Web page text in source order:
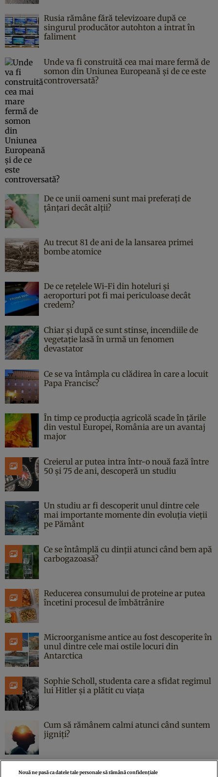
Rusia rămâne fără televizoare după ce
singurul producător autohton a intrat în
faliment
Unde va fi construită cea mai mare fermă de
somon din Uniunea Europeană și de ce este
controversată?
De ce unii oameni sunt mai preferați de
țânțari decât alții?
Au trecut 81 de ani de la lansarea primei
bombe atomice
De ce rețelele Wi-Fi din hoteluri și
aeroporturi pot fi mai periculoase decât
credem?
Chiar și după ce sunt stinse, incendiile de
vegetație lasă în urmă un fenomen
devastator
Ce se va întâmpla cu clădirea în care a locuit
Papa Francisc?
În timp ce producția agricolă scade în țările
din vestul Europei, România are un avantaj
major
Creierul ar putea intra într-o nouă fază între
50 și 75 de ani, descoperă un studiu
Un studiu ar fi descoperit unul dintre cele
mai importante momente din evoluția vieții
pe Pământ
Ce se întâmplă cu dinții atunci când bem apă
carbogazoasă?
Reducerea consumului de proteine ar putea
încetini procesul de îmbătrânire
Microorganisme antice au fost descoperite în
unul dintre cele mai ostile locuri din
Antarctica
Sophie Scholl, studenta care a sfidat regimul
lui Hitler și a plătit cu viața
Cum să rămânem calmi atunci când suntem
jigniți?
Nouă ne pasă ca datele tale personale să rămână confidențiale